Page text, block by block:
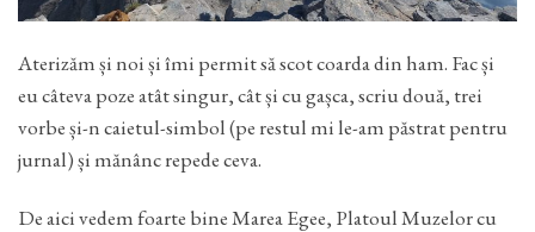
Aterizăm și noi și îmi permit să scot coarda din ham. Fac și
eu câteva poze atât singur, cât și cu gașca, scriu două, trei
vorbe și-n caietul-simbol (pe restul mi le-am păstrat pentru
jurnal) și mănânc repede ceva.
De aici vedem foarte bine Marea Egee, Platoul Muzelor cu